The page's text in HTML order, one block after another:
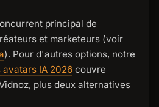
principal de
et marketeurs (voir
). Pour d'autres options, notre
IA 2026 couvre
plus deux alternatives